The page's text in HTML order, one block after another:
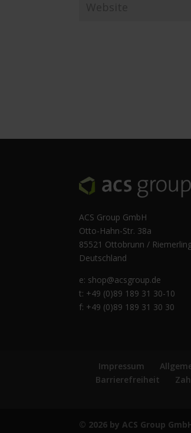
ACS Group GmbH
Otto-Hahn-Str. 38a
85521 Ottobrunn /
Deutschland
e: shop@acsgroup.de
t: +49 (0)89 189 31 30-10
f: +49 (0)89 189 31 30 30
Impressum
Barrierefreiheit
© 2026 by ACS Group